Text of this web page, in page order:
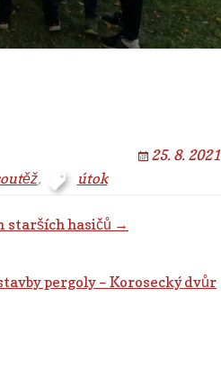
25. 8. 2021
, útok
starších hasičů →
pergoly – Korosecký dvůr